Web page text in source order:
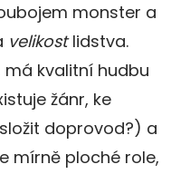
monster a
velikostlidstva.
kvalitní hudbu
žánr, ke
doprovod?) a
mírně ploché role,